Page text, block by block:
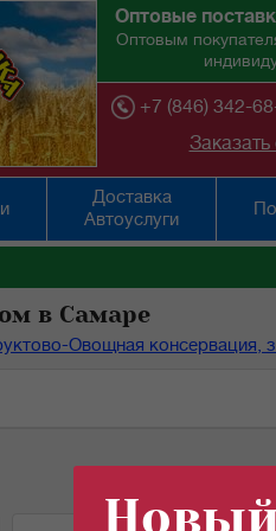
Оптовые
Оптовым
+7 (846) 342-
Доставка
Автоуслуги
в Самаре
Овощная консервация,
i